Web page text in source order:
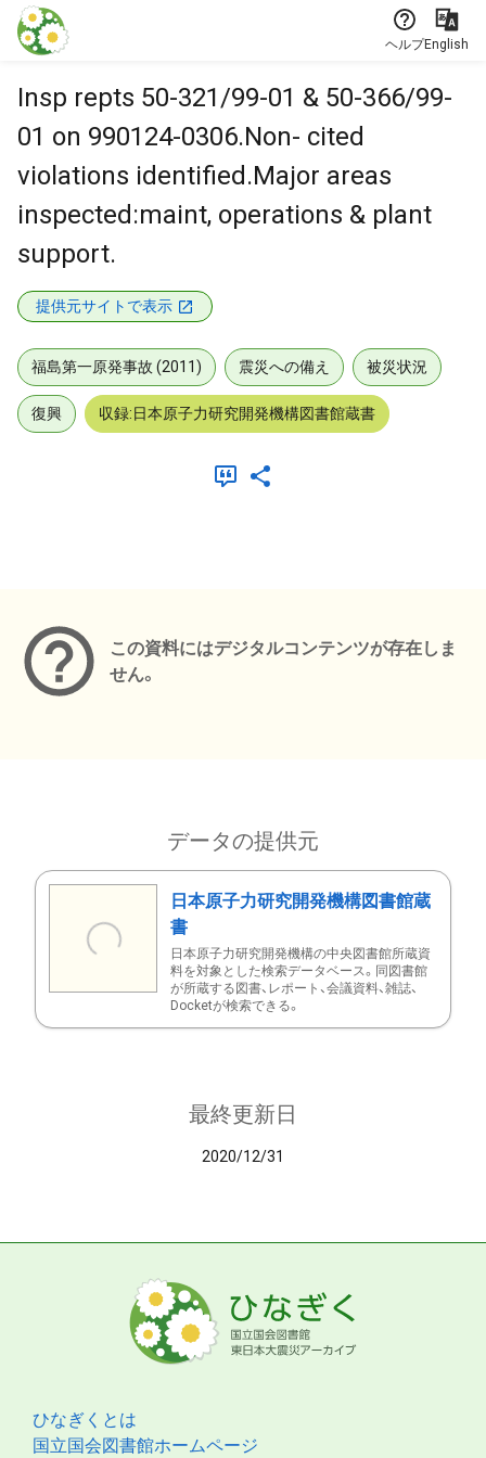
本文に飛ぶ
ヘルプEnglish
Insp repts 50-321/99-01 & 50-366/99-
01 on 990124-0306.Non- cited
violations identified.Major areas
inspected:maint, operations & plant
support.
提供元サイトで表示
福島第一原発事故 (2011) 震災への備え 被災状況
復興 収録:日本原子力研究開発機構図書館蔵書
この資料にはデジタルコンテンツが存在しま
せん。
データの提供元
日本原子力研究開発機構図書館蔵
書
日本原子力研究開発機構の中央図書館所蔵資
料を対象とした検索データベース。同図書館
が所蔵する図書、レポート、会議資料、雑誌、
Docketが検索できる。
最終更新日
2020/12/31
ひなぎくとは
国立国会図書館ホームページ